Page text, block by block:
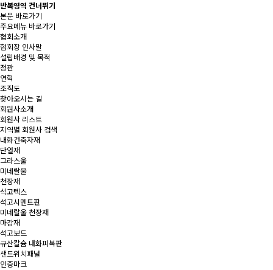
반복영역 건너뛰기
본문 바로가기
주요메뉴 바로가기
협회소개
협회장 인사말
설립배경 및 목적
정관
연혁
조직도
찾아오시는 길
회원사소개
회원사 리스트
지역별 회원사 검색
내화건축자재
단열재
그라스울
미네랄울
천장재
석고텍스
석고시멘트판
미네랄울 천장재
마감재
석고보드
규산칼슘 내화피복판
샌드위치패널
인증마크